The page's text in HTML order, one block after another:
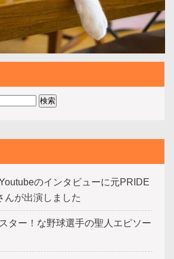
のインタビューに元PRIDE
んが出演しました
ター！な野球選手の聖人エピソー